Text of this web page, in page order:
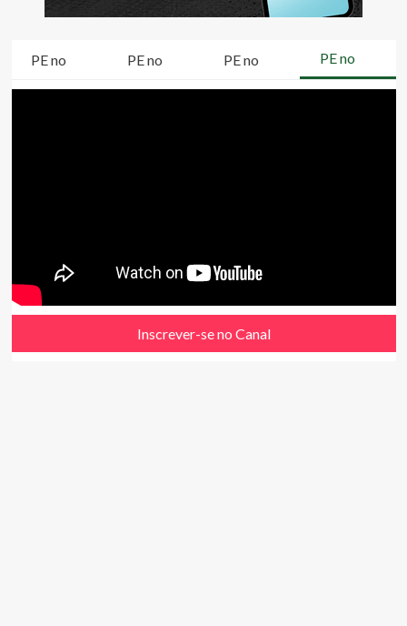
PE no PE no PE no PE no
Inscrever-se no Canal